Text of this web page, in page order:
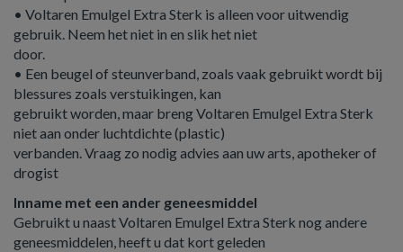
• Voltaren Emulgel Extra Sterk is alleen voor uitwendig
gebruik. Neem het niet in en slik het niet
door.
• Een beugel of steunverband, zoals vaak gebruikt wordt bij
blessures zoals verstuikingen, kan
gebruikt worden, maar breng Voltaren Emulgel Extra Sterk
niet aan onder luchtdichte (plastic)
verbanden. Vraag zo nodig advies aan uw arts, apotheker of
drogist
Inname met een ander geneesmiddel
Gebruikt u naast Voltaren Emulgel Extra Sterk nog andere
geneesmiddelen, heeft u dat kort geleden